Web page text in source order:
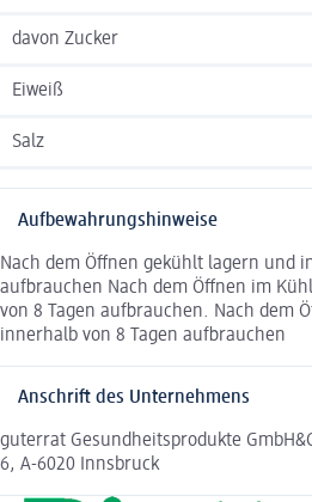
davon Zucker
Eiweiß
Salz
Aufbewahrungshinweise
Nach dem Öffnen gekühlt lagern und
aufbrauchen Nach dem Öffnen im
von 8 Tagen aufbrauchen. Nach dem
innerhalb von 8 Tagen aufbrauchen
Anschrift des Unternehmens
guterrat Gesundheitsprodukte
6, A-6020 Innsbruck